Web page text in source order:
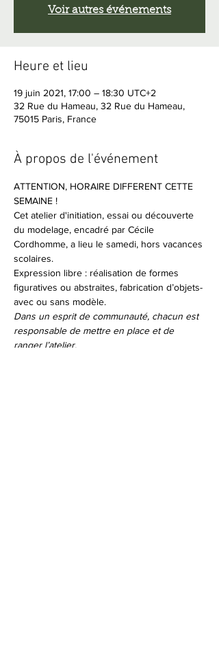
Voir autres événements
Heure et lieu
19 juin 2021, 17:00 – 18:30 UTC+2
32 Rue du Hameau, 32 Rue du Hameau,
75015 Paris, France
À propos de l'événement
ATTENTION, HORAIRE DIFFERENT CETTE
SEMAINE !
Cet atelier d'initiation, essai ou découverte
du modelage, encadré par Cécile
Cordhomme, a lieu le samedi, hors vacances
scolaires.
Expression libre : réalisation de formes
figuratives ou abstraites, fabrication d’objets-
avec ou sans modèle.
Dans un esprit de communauté, chacun est
responsable de mettre en place et de
ranger l’atelier.